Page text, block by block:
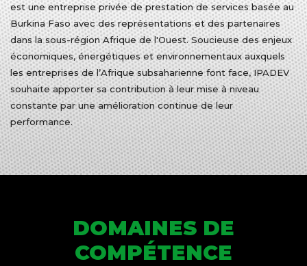
est une entreprise privée de prestation de services basée au
Burkina Faso avec des représentations et des partenaires
dans la sous-région Afrique de l'Ouest. Soucieuse des enjeux
économiques, énergétiques et environnementaux auxquels
les entreprises de l’Afrique subsaharienne font face, IPADEV
souhaite apporter sa contribution à leur mise à niveau
constante par une amélioration continue de leur
performance.
DOMAINES DE
COMPÉTENCE